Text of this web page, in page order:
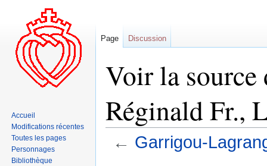
Voir la source
Réginald Fr.,
← Garrigou-
Page Discussion
Accueil
Modifications récentes
Toutes les pages
Personnages
Bibliothèque